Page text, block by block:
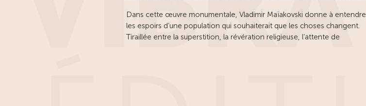
Dans cette œuvre monumentale, Vladimir Maïakovski donne à entendre
les espoirs d’une population qui souhaiterait que les choses changent.
Tiraillée entre la superstition, la révération religieuse, l’attente de